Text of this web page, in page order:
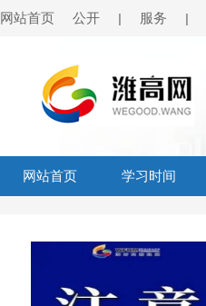
网站首页 公开 | 服务 |
网站首页 学习时间